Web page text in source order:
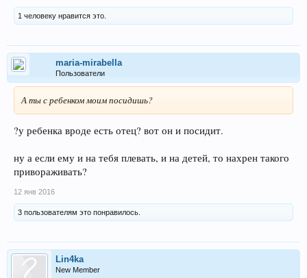
1 человеку нравится это.
maria-mirabella
Пользователи
А ты с ребенком моим посидишь?
?у ребенка вроде есть отец? вот он и посидит.
ну а если ему и на тебя плевать, и на детей, то нахрен такого
привораживать?
12 янв 2016
3 пользователям это понравилось.
Lin4ka
New Member